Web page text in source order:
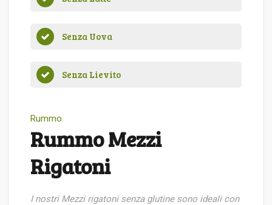
Senza Uova
Senza Lievito
Rummo
Rummo Mezzi
Rigatoni
I nostri Mezzi rigatoni senza glutine sono ideali con